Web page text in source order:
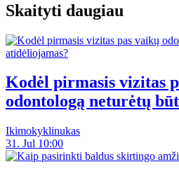
Skaityti daugiau
Kodėl pirmasis vizitas
odontologą neturėtų
Ikimokyklinukas
31. Jul 10:00